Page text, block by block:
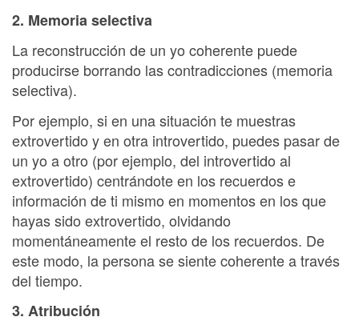
2. Memoria selectiva
La reconstrucción de un yo coherente puede
producirse borrando las contradicciones (memoria
selectiva).
Por ejemplo, si en una situación te muestras
extrovertido y en otra introvertido, puedes pasar de
un yo a otro (por ejemplo, del introvertido al
extrovertido) centrándote en los recuerdos e
información de ti mismo en momentos en los que
hayas sido extrovertido, olvidando
momentáneamente el resto de los recuerdos. De
este modo, la persona se siente coherente a través
del tiempo.
3. Atribución